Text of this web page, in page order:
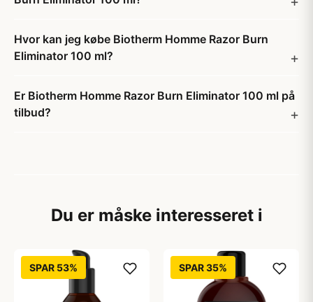
Hvor kan jeg købe Biotherm Homme Razor Burn
Eliminator 100 ml?
Er Biotherm Homme Razor Burn Eliminator 100 ml på
tilbud?
Du er måske interesseret i
SPAR 53% SPAR 35%